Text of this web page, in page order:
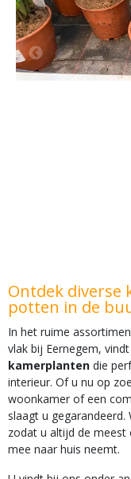
Ontdek diverse
potten in de
In het ruime
vlak bij Eernegem,
kamerplanten die
interieur. Of u nu op
woonkamer of een
slaagt u
zodat u altijd de meest
mee naar huis neemt.